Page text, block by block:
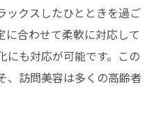
ックスしたひとときを過ご
に合わせて柔軟に対応して
にも対応が可能です。この
、訪問美容は多くの高齢者